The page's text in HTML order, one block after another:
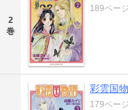
2
巻
189ページ
彩雲国
179ページ